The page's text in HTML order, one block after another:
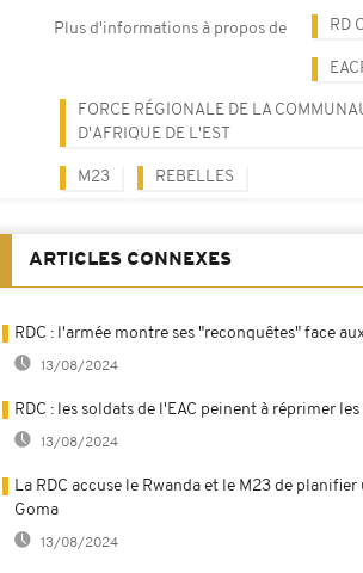
Plus d'informations à propos de RD
FORCE RÉGIONALE DE LA
D'AFRIQUE DE L'EST
M23 REBELLES
ARTICLES CONNEXES
RDC : l'armée montre ses "reconquêtes" face
13/08/2024
RDC : les soldats de l'EAC peinent à réprimer
13/08/2024
La RDC accuse le Rwanda et le M23 de
Goma
13/08/2024